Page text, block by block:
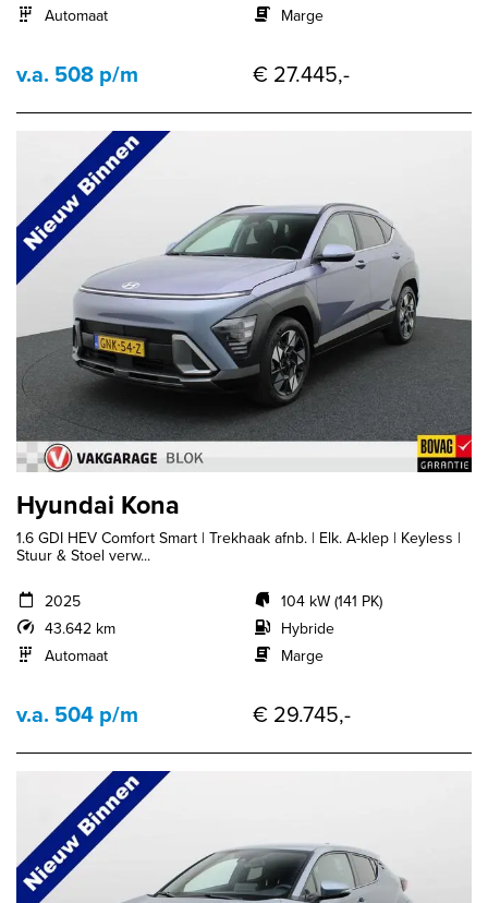
Automaat
Marge
v.a. 508 p/m € 27.445,-
Hyundai Kona
1.6 GDI HEV Comfort Smart | Trekhaak afnb. | Elk. A-klep | Keyless |
Stuur & Stoel verw...
2025
43.642 km
Automaat
104 kW (141 PK)
Hybride
Marge
v.a. 504 p/m € 29.745,-